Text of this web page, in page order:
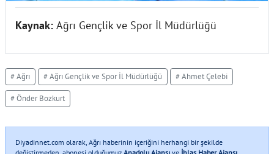
Kaynak: Ağrı Gençlik ve Spor İl Müdürlüğü
# Ağrı # Ağrı Gençlik ve Spor İl Müdürlüğü # Ahmet Çelebi
# Önder Bozkurt
Diyadinnet.com olarak, Ağrı haberinin içeriğini herhangi bir şekilde